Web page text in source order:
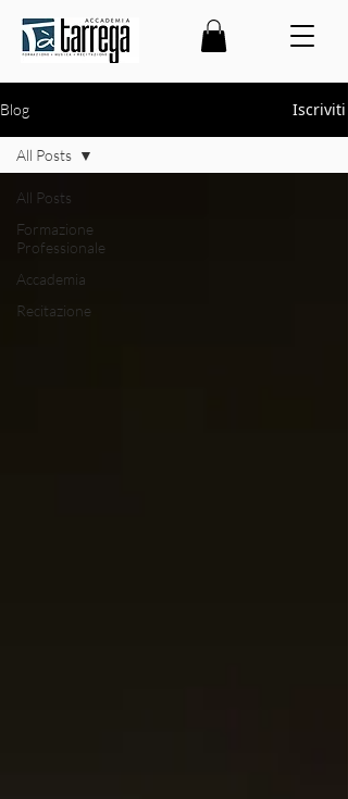
Blog Iscriviti
All Posts
Formazione
Professionale
Accademia
Recitazione
All Posts